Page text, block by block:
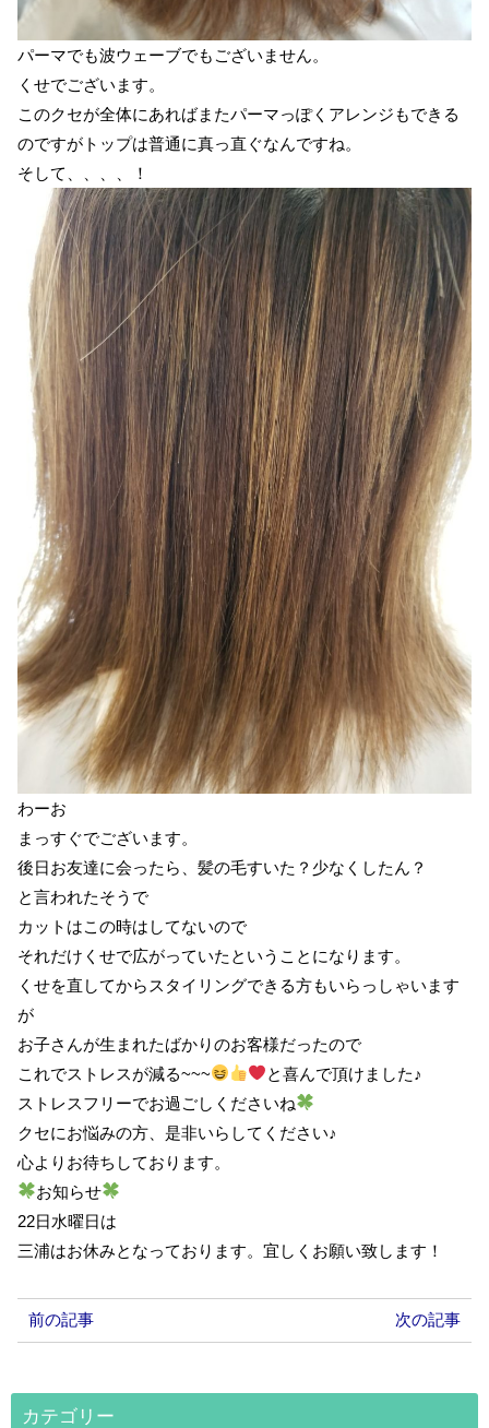
パーマでも波ウェーブでもございません。
くせでございます。
このクセが全体にあればまたパーマっぽくアレンジもできる
のですがトップは普通に真っ直ぐなんですね。
そして、、、、！
わーお
まっすぐでございます。
後日お友達に会ったら、髪の毛すいた？少なくしたん？
と言われたそうで
カットはこの時はしてないので
それだけくせで広がっていたということになります。
くせを直してからスタイリングできる方もいらっしゃいます
が
お子さんが生まれたばかりのお客様だったので
これでストレスが減る~~~
と喜んで頂けました♪
ストレスフリーでお過ごしくださいね
クセにお悩みの方、是非いらしてください♪
心よりお待ちしております。
お知らせ
22日水曜日は
三浦はお休みとなっております。宜しくお願い致します！
前の記事 次の記事
カテゴリー